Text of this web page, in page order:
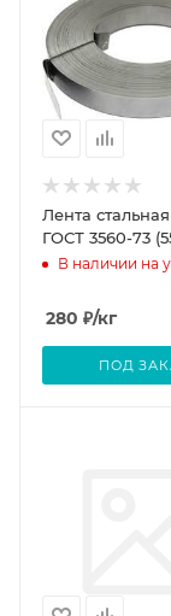
Лента
ГОСТ 3560-73
В наличии на
280 ₽/кг
ПОД